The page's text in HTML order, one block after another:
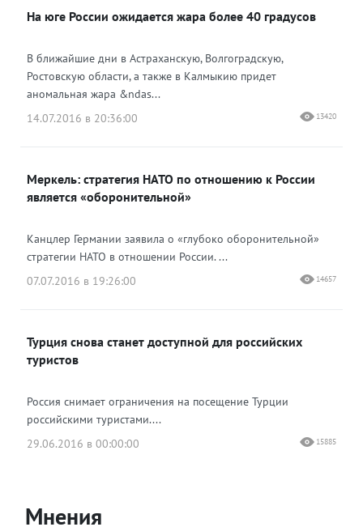
На юге России ожидается жара более 40 градусов
В ближайшие дни в Астраханскую, Волгоградскую,
Ростовскую области, а также в Калмыкию придет
аномальная жара &ndas...
14.07.2016 в 20:36:00
13420
Меркель: стратегия НАТО по отношению к России
является «оборонительной»
Канцлер Германии заявила о «глубоко оборонительной»
стратегии НАТО в отношении России. ...
07.07.2016 в 19:26:00
14657
Турция снова станет доступной для российских
туристов
Россия снимает ограничения на посещение Турции
российскими туристами....
29.06.2016 в 00:00:00
15885
Мнения